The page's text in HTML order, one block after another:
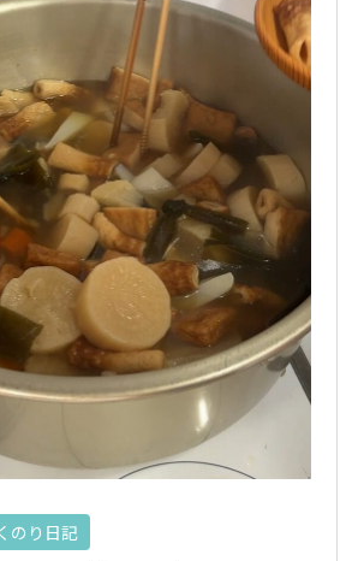
からのお問い合わせは
24時間受付中
のり日記